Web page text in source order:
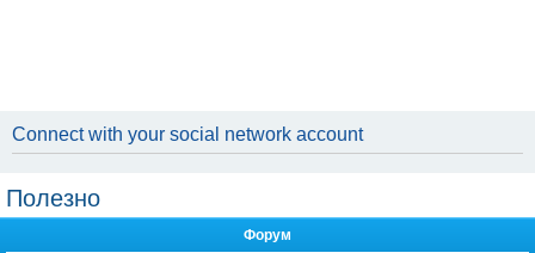
Connect with your social network account
Полезно
Форум